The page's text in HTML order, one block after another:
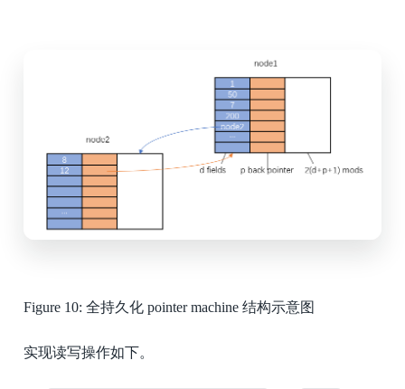
Figure 10: 全持久化 pointer machine 结构示意图
实现读写操作如下。